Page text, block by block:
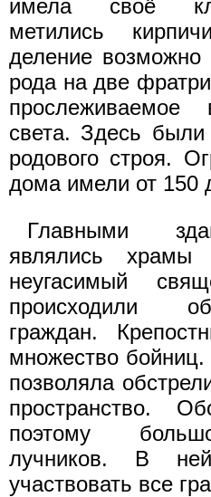
имела своё
метились
деление возможно
рода на две
света. Здесь были
родового строя.
дома имели от 150
Главными
являлись храмы
неугасимый
происходили
граждан.
множество
позволяла
пространство.
поэтому
лучников. В
участвовать все